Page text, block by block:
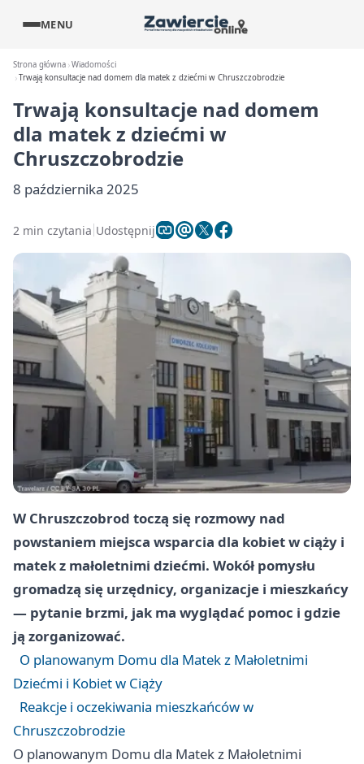
MENU
Strona główna Wiadomości
Trwają konsultacje nad domem dla matek z dziećmi w Chruszczobrodzie
Trwają konsultacje nad domem
dla matek z dziećmi w
Chruszczobrodzie
8 października 2025
2 min czytania Udostępnij
W Chruszczobrod toczą się rozmowy nad
powstaniem miejsca wsparcia dla kobiet w ciąży i
matek z małoletnimi dziećmi. Wokół pomysłu
gromadzą się urzędnicy, organizacje i mieszkańcy
— pytanie brzmi, jak ma wyglądać pomoc i gdzie
ją zorganizować.
O planowanym Domu dla Matek z Małoletnimi
Dziećmi i Kobiet w Ciąży
Reakcje i oczekiwania mieszkańców w
Chruszczobrodzie
O planowanym Domu dla Matek z Małoletnimi